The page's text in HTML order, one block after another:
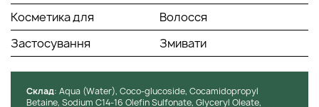
Косметика для
Волосся
Застосування
Змивати
Cклад: Aqua (Water), Coco-glucoside, Cocamidopropyl
Betaine, Sodium C14-16 Olefin Sulfonate, Glyceryl Oleate,